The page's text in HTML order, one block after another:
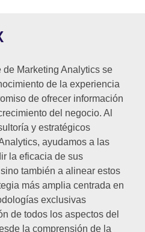
de Marketing Analytics se
de la experiencia
de ofrecer información
del negocio. Al
y estratégicos
ayudamos a las
la eficacia de sus
también a alinear estos
más amplia centrada en
exclusivas
de todos los aspectos del
la comprensión de la